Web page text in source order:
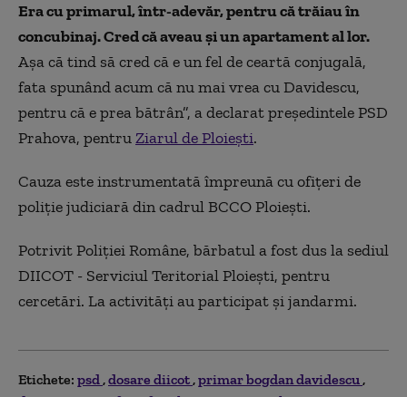
Era cu primarul, într-adevăr, pentru că trăiau în
concubinaj. Cred că aveau și un apartament al lor.
Așa că tind să cred că e un fel de ceartă conjugală,
fata spunând acum că nu mai vrea cu Davidescu,
pentru că e prea bătrân”, a declarat președintele PSD
Prahova, pentruZiarul de Ploiești.
Cauza este instrumentată împreună cu ofiţeri de
poliţie judiciară din cadrul BCCO Ploieşti.
Potrivit Poliţiei Române, bărbatul a fost dus la sediul
DIICOT - Serviciul Teritorial Ploieşti, pentru
cercetări. La activităţi au participat şi jandarmi.
Etichete: psd dosare diicot primar bogdan davidescu